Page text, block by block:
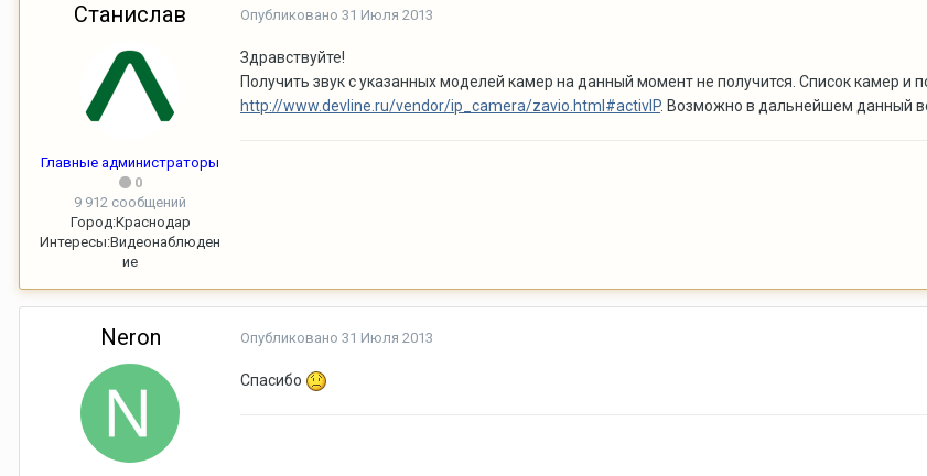
Станислав
Главные администраторы
0
9 912 сообщений
Город:Краснодар
Интересы:Видеонаблюден
ие
Опубликовано 31 Июля 2013
Здравствуйте!
Получить звук с указанных моделей камер на данный момент не получится. Список камер
http://www.devline.ru/vendor/ip_camera/zavio.html#activIP. Возможно в дальнейшем данный
Neron Опубликовано 31 Июля 2013
Спасибо